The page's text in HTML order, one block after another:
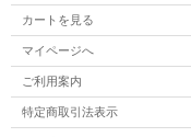
カートを見る
マイページへ
ご利用案内
特定商取引法表示